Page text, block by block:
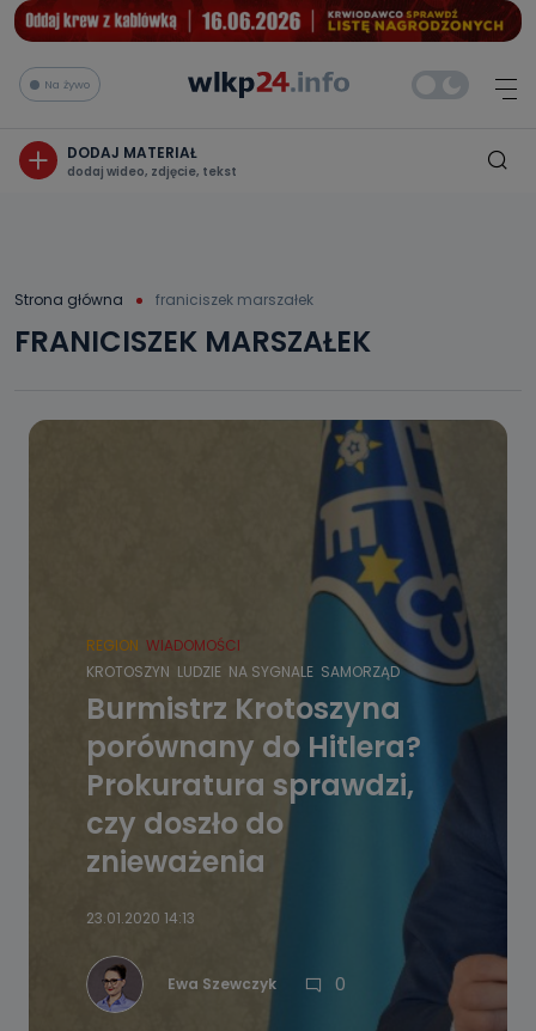
Na żywo
DODAJ MATERIAŁ
dodaj wideo, zdjęcie, tekst
Strona główna franiciszek marszałek
FRANICISZEK MARSZAŁEK
REGION WIADOMOŚCI
KROTOSZYN LUDZIE NA SYGNALE SAMORZĄD
Burmistrz Krotoszyna
porównany do Hitlera?
Prokuratura sprawdzi,
czy doszło do
znieważenia
23.01.2020 14:13
Ewa Szewczyk 0